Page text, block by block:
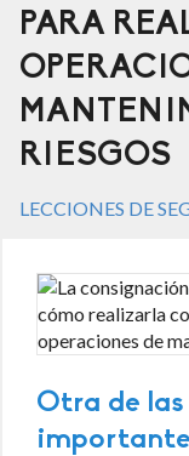
PARA
RIESGOS
LECCIONES DE
Otra de